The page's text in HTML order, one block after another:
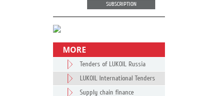
SUBSCRIPTION
MORE
Tenders of LUKOIL Russia
LUKOIL International Tenders
Supply chain finance